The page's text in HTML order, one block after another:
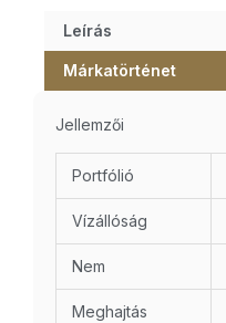
Leírás
Márkatörténet
Jellemzői
Portfólió
Vízállóság
Nem
Meghajtás